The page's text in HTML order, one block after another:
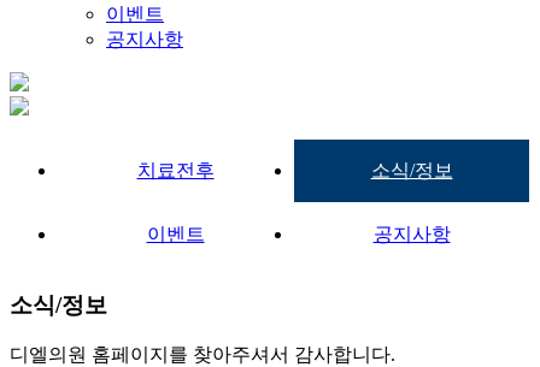
이벤트
공지사항
치료전후 소식/정보
이벤트 공지사항
소식/정보 | 창원 피부과 디엘의
소식/정보
디엘의원 홈페이지를 찾아주셔서 감사합니다.